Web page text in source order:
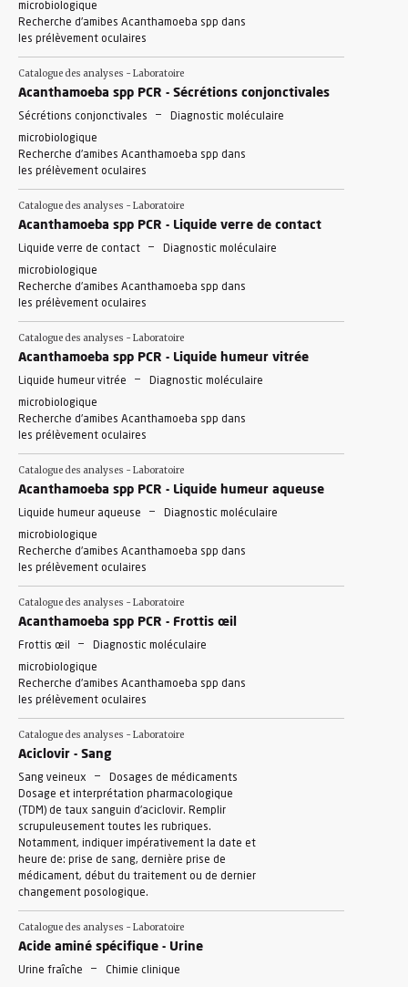
microbiologique
Recherche d'amibes Acanthamoeba spp dans
les prélèvement oculaires
Catalogue des analyses - Laboratoire
Acanthamoeba spp PCR - Sécrétions conjonctivales
Sécrétions conjonctivales -
Diagnostic moléculaire
microbiologique
Recherche d'amibes Acanthamoeba spp dans
les prélèvement oculaires
Catalogue des analyses - Laboratoire
Acanthamoeba spp PCR - Liquide verre de contact
Liquide verre de contact -
Diagnostic moléculaire
microbiologique
Recherche d'amibes Acanthamoeba spp dans
les prélèvement oculaires
Catalogue des analyses - Laboratoire
Acanthamoeba spp PCR - Liquide humeur vitrée
Liquide humeur vitrée -
Diagnostic moléculaire
microbiologique
Recherche d'amibes Acanthamoeba spp dans
les prélèvement oculaires
Catalogue des analyses - Laboratoire
Acanthamoeba spp PCR - Liquide humeur aqueuse
Liquide humeur aqueuse -
Diagnostic moléculaire
microbiologique
Recherche d'amibes Acanthamoeba spp dans
les prélèvement oculaires
Catalogue des analyses - Laboratoire
Acanthamoeba spp PCR - Frottis œil
Frottis œil -
Diagnostic moléculaire
microbiologique
Recherche d'amibes Acanthamoeba spp dans
les prélèvement oculaires
Catalogue des analyses - Laboratoire
Aciclovir - Sang
Sang veineux -
Dosages de médicaments
Dosage et interprétation pharmacologique
(TDM) de taux sanguin d'aciclovir. Remplir
scrupuleusement toutes les rubriques.
Notamment, indiquer impérativement la date et
heure de: prise de sang, dernière prise de
médicament, début du traitement ou de dernier
changement posologique.
Catalogue des analyses - Laboratoire
Acide aminé spécifique - Urine
Urine fraîche - Chimie clinique